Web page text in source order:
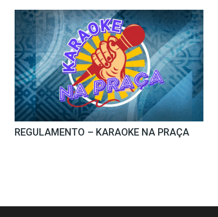
REGULAMENTO – KARAOKE NA PRAÇA